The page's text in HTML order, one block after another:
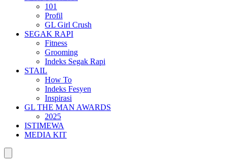
101
Profil
GL Girl Crush
SEGAK RAPI
Fitness
Grooming
Indeks Segak Rapi
STAIL
How To
Indeks Fesyen
Inspirasi
GL THE MAN AWARDS
2025
ISTIMEWA
MEDIA KIT